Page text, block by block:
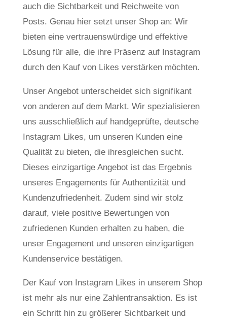
auch die Sichtbarkeit und Reichweite von
Posts. Genau hier setzt unser Shop an: Wir
bieten eine vertrauenswürdige und effektive
Lösung für alle, die ihre Präsenz auf Instagram
durch den Kauf von Likes verstärken möchten.
Unser Angebot unterscheidet sich signifikant
von anderen auf dem Markt. Wir spezialisieren
uns ausschließlich auf handgeprüfte, deutsche
Instagram Likes, um unseren Kunden eine
Qualität zu bieten, die ihresgleichen sucht.
Dieses einzigartige Angebot ist das Ergebnis
unseres Engagements für Authentizität und
Kundenzufriedenheit. Zudem sind wir stolz
darauf, viele positive Bewertungen von
zufriedenen Kunden erhalten zu haben, die
unser Engagement und unseren einzigartigen
Kundenservice bestätigen.
Der Kauf von Instagram Likes in unserem Shop
ist mehr als nur eine Zahlentransaktion. Es ist
ein Schritt hin zu größerer Sichtbarkeit und